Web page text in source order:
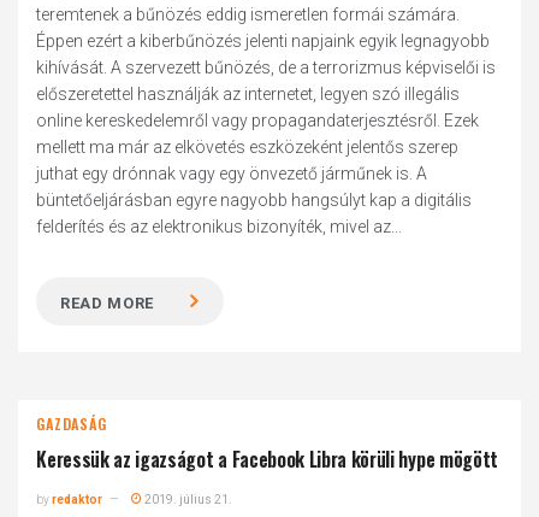
teremtenek a bűnözés eddig ismeretlen formái számára.
Éppen ezért a kiberbűnözés jelenti napjaink egyik legnagyobb
kihívását. A szervezett bűnözés, de a terrorizmus képviselői is
előszeretettel használják az internetet, legyen szó illegális
online kereskedelemről vagy propagandaterjesztésről. Ezek
mellett ma már az elkövetés eszközeként jelentős szerep
juthat egy drónnak vagy egy önvezető járműnek is. A
büntetőeljárásban egyre nagyobb hangsúlyt kap a digitális
felderítés és az elektronikus bizonyíték, mivel az...
READ MORE
GAZDASÁG
Keressük az igazságot a Facebook Libra körüli hype mögött
byredaktor 2019. július 21.